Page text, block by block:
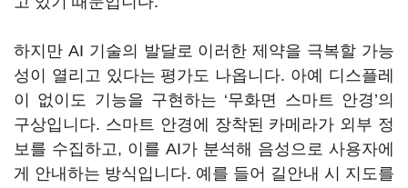
하지만 AI 기술의 발달로 이러한 제약을 극복할 가능
성이 열리고 있다는 평가도 나옵니다. 아예 디스플레
이 없이도 기능을 구현하는 ‘무화면 스마트 안경’의
구상입니다. 스마트 안경에 장착된 카메라가 외부 정
보를 수집하고, 이를 AI가 분석해 음성으로 사용자에
게 안내하는 방식입니다. 예를 들어 길안내 시 지도를